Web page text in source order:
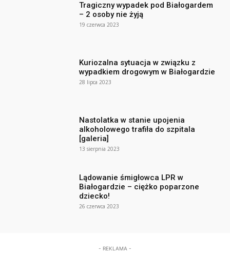
Tragiczny wypadek pod Białogardem
– 2 osoby nie żyją
19 czerwca 2023
Kuriozalna sytuacja w związku z
wypadkiem drogowym w Białogardzie
28 lipca 2023
Nastolatka w stanie upojenia
alkoholowego trafiła do szpitala
[galeria]
13 sierpnia 2023
Lądowanie śmigłowca LPR w
Białogardzie – ciężko poparzone
dziecko!
26 czerwca 2023
- REKLAMA -